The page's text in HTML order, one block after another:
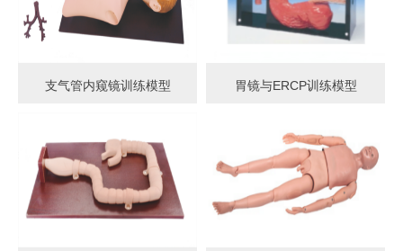
支气管内窥镜训练模型 胃镜与ERCP训练模型